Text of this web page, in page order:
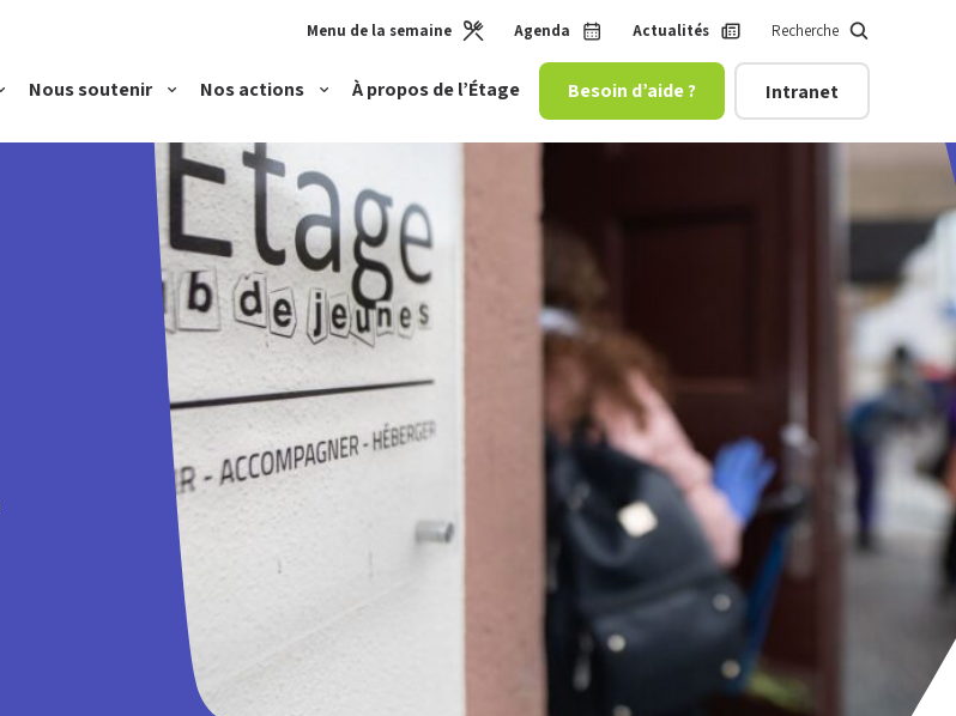
Menu de la semaine Agenda Actualités Recherche
Nous soutenir
Faire un don
Proposer un logement
Nos actions
Accueillir
Accompagner
Héberger et loger
Parentalité et petite enfance
À propos de l’Étage Besoin d’aide ? Intranet